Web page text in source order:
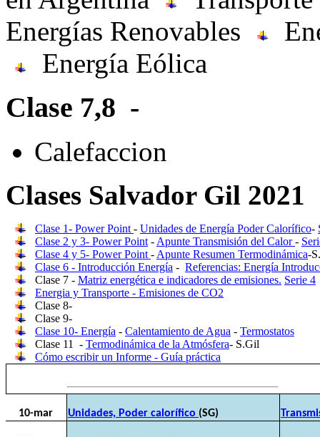
Energías Renovables
Energía Eólica
Clase 7,8 -
Calefaccion
Clases Salvador Gil 2021
Clase 1- Power Point - Unidades de Energía Poder Calorífico-
Clase 2 y 3- Power Point - Apunte Transmisión del Calor-
Clase 4 y 5- Power Point - Apunte Resumen Termodinámica-
Clase 6 - Introducción Energía - Referencias: Energía
Clase 7 - Matriz energética e indicadores de emisiones. Serie 4
Energia y Transporte - Emisiones de CO2
Clase 8-
Clase 9-
Clase 10- Energía - Calentamiento de Agua - Termostatos
Clase 11 - Termodinámica de la Atmósfera- S.Gil
Cómo escribir un Informe - Guía práctica
10-mar Unidades, Poder calorífico (SG)